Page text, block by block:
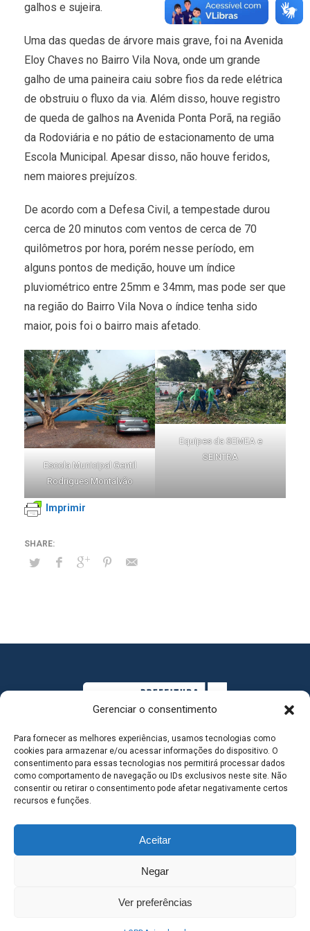
Gerenciar o consentimento
Para fornecer as melhores experiências, usamos tecnologias como
cookies para armazenar e/ou acessar informações do dispositivo. O
consentimento para essas tecnologias nos permitirá processar dados
como comportamento de navegação ou IDs exclusivos neste site. Não
consentir ou retirar o consentimento pode afetar negativamente certos
recursos e funções.
Aceitar
Negar
Ver preferências
galhos e sujeira.
Uma das quedas de árvore mais grave, foi na Avenida
Eloy Chaves no Bairro Vila Nova, onde um grande
galho de uma paineira caiu sobre fios da rede elétrica
de obstruiu o fluxo da via. Além disso, houve registro
de queda de galhos na Avenida Ponta Porã, na região
da Rodoviária e no pátio de estacionamento de uma
Escola Municipal. Apesar disso, não houve feridos,
nem maiores prejuízos.
De acordo com a Defesa Civil, a tempestade durou
cerca de 20 minutos com ventos de cerca de 70
quilômetros por hora, porém nesse período, em
alguns pontos de medição, houve um índice
pluviométrico entre 25mm e 34mm, mas pode ser que
na região do Bairro Vila Nova o índice tenha sido
maior, pois foi o bairro mais afetado.
Escola Municipal Gentil
Rodrigues Montalvão
Equipes da SEMEA e
SEINTRA
Imprimir
MAPA DO SITE
SEDE DO ADMINISTRATIVO MUNICIPAL - Avenida